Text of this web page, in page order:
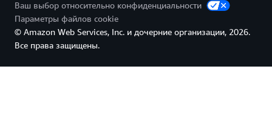
Ваш выбор относительно конфиденциальности
Параметры файлов cookie
© Amazon Web Services, Inc. и дочерние организации, 2026.
Все права защищены.